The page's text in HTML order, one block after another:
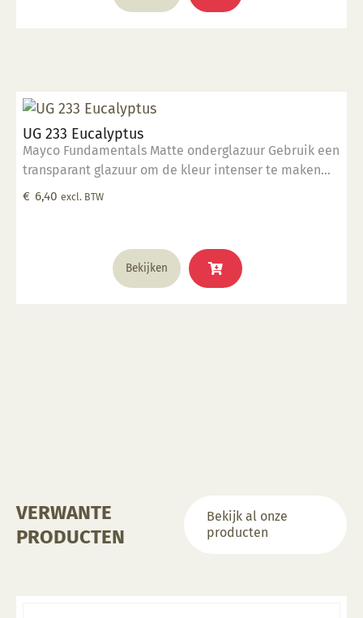
UG 233 Eucalyptus
Mayco Fundamentals Matte onderglazuur Gebruik een
transparant glazuur om de kleur intenser te maken
Geschikt voor gebruiksgoed mits er een transparant
€ 6,40 excl. BTW
Bekijken
VERWANTE
PRODUCTEN
Bekijk al onze
producten